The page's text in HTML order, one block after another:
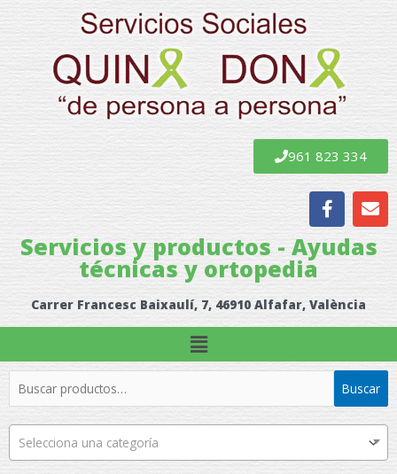
al
contenido
961 823 334
F
a
c
e
b
o
k
E
n
v
e
o
p
e
Servicios y productos - Ayudas
técnicas y ortopedia
Carrer Francesc Baixaulí, 7, 46910 Alfafar, València
Menú
por:
Buscar
Selecciona una categoría